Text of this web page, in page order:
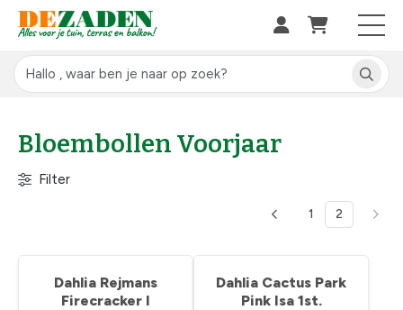
Bloembollen Voorjaar
Filter
1 2
Dahlia Rejmans
Firecracker I
Dahlia Cactus Park
Pink Isa 1st.